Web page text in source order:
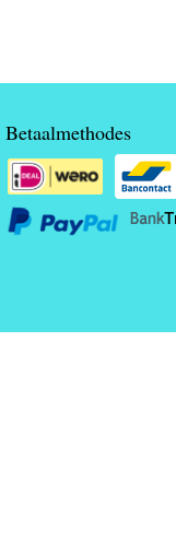
Betaalmethodes